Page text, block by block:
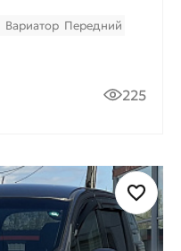
Вариатор Передний
225